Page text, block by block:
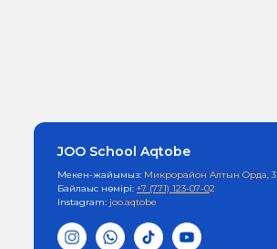
JOO School Aqtobe
Мекен-жайымыз: Микрорайон Алтын Орда, 3
Байлаыс нөмірі: +7 (771) 123-07-02
Instagram: joo.aqtobe